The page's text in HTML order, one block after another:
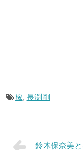
嫁, 長渕剛
鈴木保奈美